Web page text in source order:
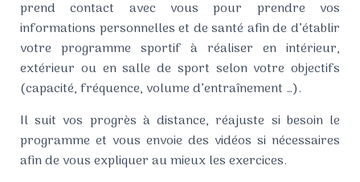
prend contact avec vous pour prendre vos
informations personnelles et de santé afin de d’établir
votre programme sportif à réaliser en intérieur,
extérieur ou en salle de sport selon votre objectifs
(capacité, fréquence, volume d’entraînement …).
Il suit vos progrès à distance, réajuste si besoin le
programme et vous envoie des vidéos si nécessaires
afin de vous expliquer au mieux les exercices.